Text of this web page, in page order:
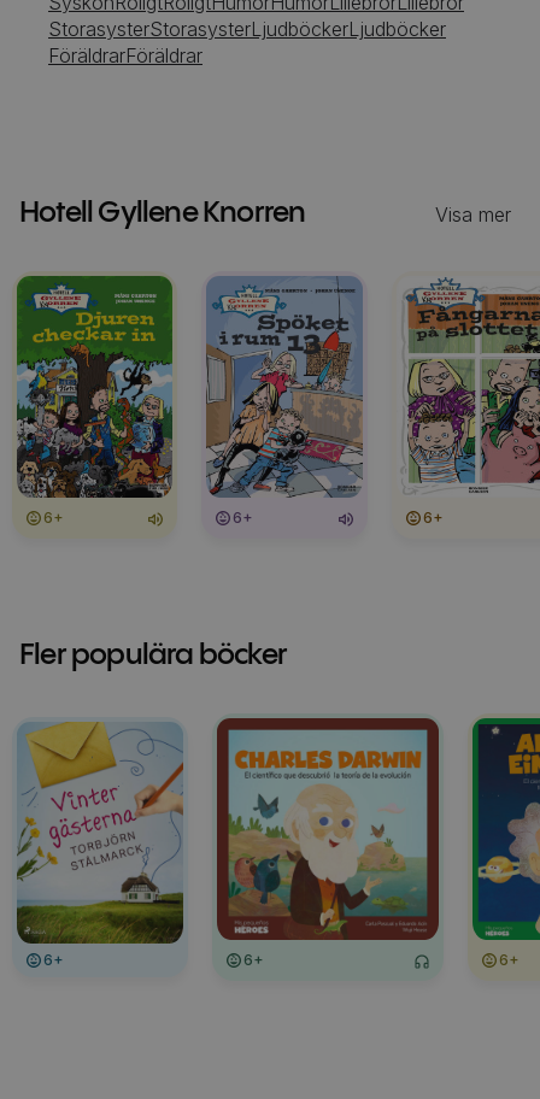
StorasysterStorasysterLjudböckerLjudböcker
FöräldrarFöräldrar
Hotell Gyllene Knorren Visa mer
6+ 6+ 6+
Fler populära böcker
6+ 6+ 6+